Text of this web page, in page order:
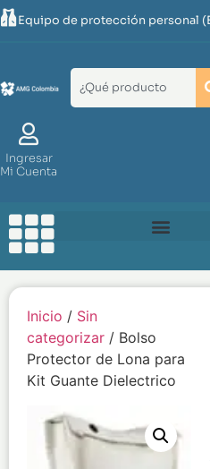
Equipo de protección personal
Ingresar
Mi Cuenta
Inicio / Sin
categorizar / Bolso
Protector de Lona para
Kit Guante Dielectrico